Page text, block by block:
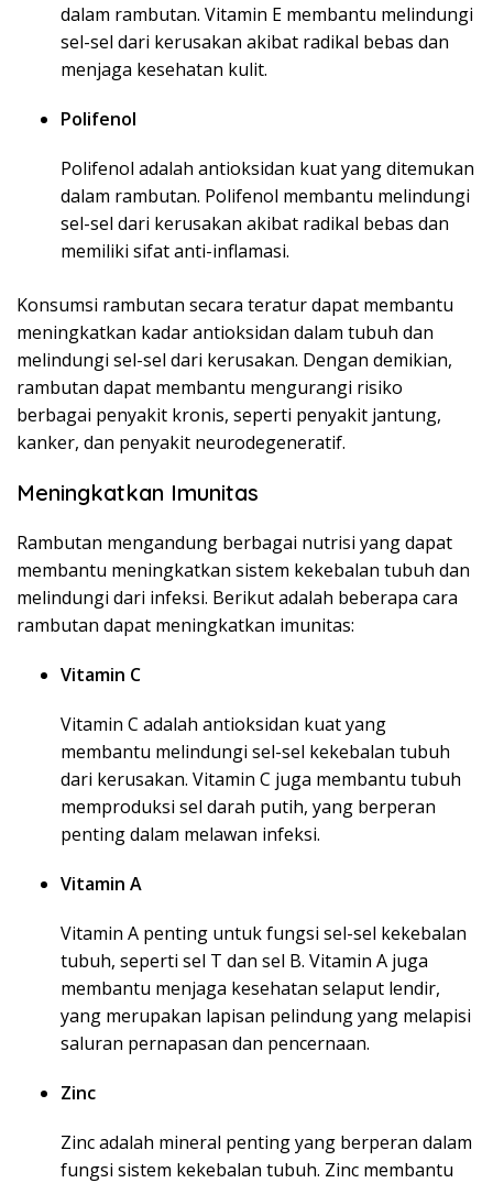
dalam rambutan. Vitamin E membantu melindungi
sel-sel dari kerusakan akibat radikal bebas dan
menjaga kesehatan kulit.
Polifenol
Polifenol adalah antioksidan kuat yang ditemukan
dalam rambutan. Polifenol membantu melindungi
sel-sel dari kerusakan akibat radikal bebas dan
memiliki sifat anti-inflamasi.
Konsumsi rambutan secara teratur dapat membantu
meningkatkan kadar antioksidan dalam tubuh dan
melindungi sel-sel dari kerusakan. Dengan demikian,
rambutan dapat membantu mengurangi risiko
berbagai penyakit kronis, seperti penyakit jantung,
kanker, dan penyakit neurodegeneratif.
Meningkatkan Imunitas
Rambutan mengandung berbagai nutrisi yang dapat
membantu meningkatkan sistem kekebalan tubuh dan
melindungi dari infeksi. Berikut adalah beberapa cara
rambutan dapat meningkatkan imunitas:
Vitamin C
Vitamin C adalah antioksidan kuat yang
membantu melindungi sel-sel kekebalan tubuh
dari kerusakan. Vitamin C juga membantu tubuh
memproduksi sel darah putih, yang berperan
penting dalam melawan infeksi.
Vitamin A
Vitamin A penting untuk fungsi sel-sel kekebalan
tubuh, seperti sel T dan sel B. Vitamin A juga
membantu menjaga kesehatan selaput lendir,
yang merupakan lapisan pelindung yang melapisi
saluran pernapasan dan pencernaan.
Zinc
Zinc adalah mineral penting yang berperan dalam
fungsi sistem kekebalan tubuh. Zinc membantu